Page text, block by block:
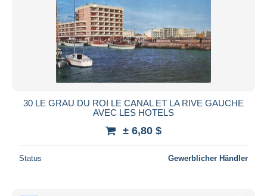
30 LE GRAU DU ROI LE CANAL ET LA RIVE GAUCHE
AVEC LES HOTELS
± 6,80 $
Status Gewerblicher Händler